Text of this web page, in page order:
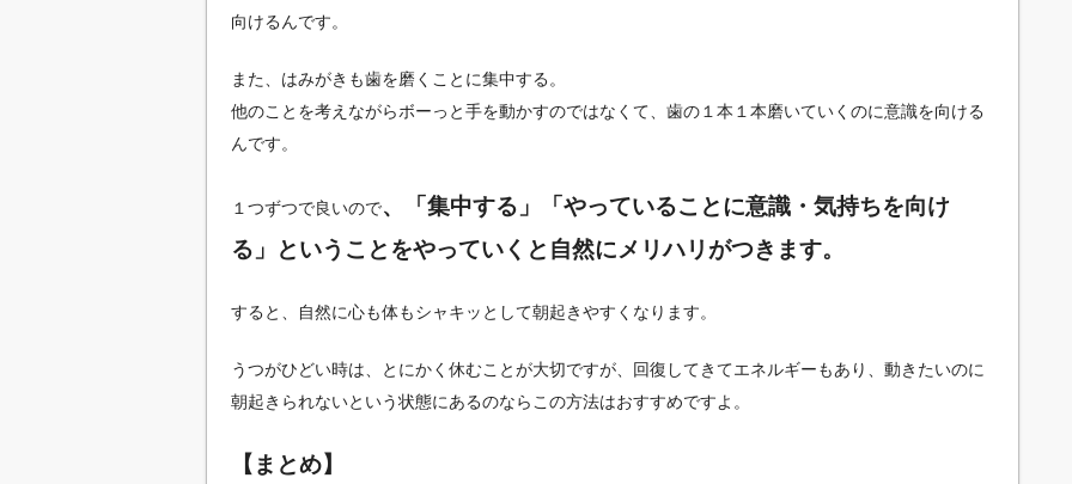
向けるんです。
また、はみがきも歯を磨くことに集中する。
他のことを考えながらボーっと手を動かすのではなくて、歯の１本１本磨いていくのに意識を向ける
んです。
１つずつで良いので、「集中する」「やっていることに意識・気持ちを向け
る」ということをやっていくと自然にメリハリがつきます。
すると、自然に心も体もシャキッとして朝起きやすくなります。
うつがひどい時は、とにかく休むことが大切ですが、回復してきてエネルギーもあり、動きたいのに
朝起きられないという状態にあるのならこの方法はおすすめですよ。
【まとめ】